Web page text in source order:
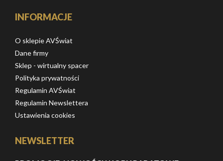
INFORMACJE
O sklepie AVŚwiat
Dane firmy
Sklep - wirtualny spacer
Polityka prywatności
Regulamin AVŚwiat
Regulamin Newslettera
Ustawienia cookies
NEWSLETTER